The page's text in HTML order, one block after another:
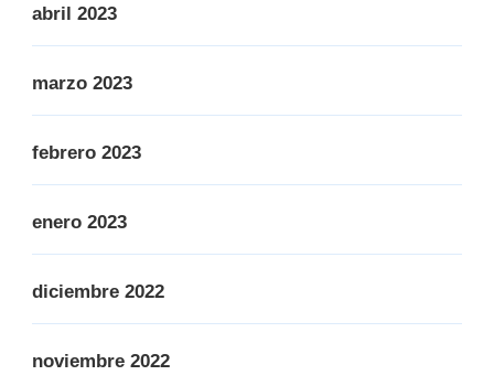
abril 2023
marzo 2023
febrero 2023
enero 2023
diciembre 2022
noviembre 2022